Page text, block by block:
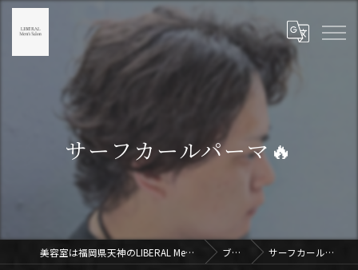
サーフカールパーマ🔥
美容室は福岡県天神のLIBERAL Men's Salon天神 ブログ サーフカールパーマ🔥